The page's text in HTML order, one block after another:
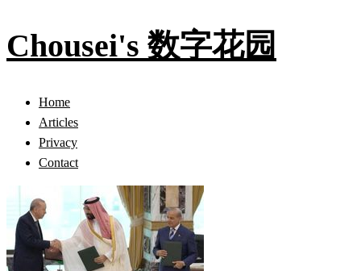
Chousei's 数字花园
Home
Articles
Privacy
Contact